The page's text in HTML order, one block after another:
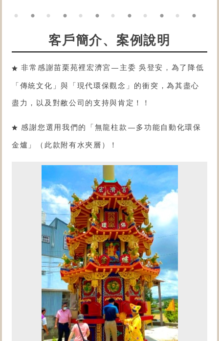
客戶簡介、案例說明
非常感謝苗栗苑裡宏濟宮—主委 吳登安，為了降低
「傳統文化」與「現代環保觀念」的衝突，為其盡心
盡力，以及對敝公司的支持與肯定！！
感謝您選用我們的「無龍柱款 —多功能自動化環保
金爐 」（此款附有水夾層）！